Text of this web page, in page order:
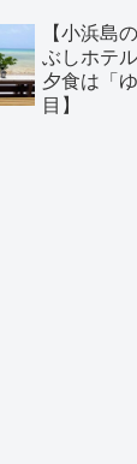
【小浜島
ぶしホテ
夕食は「
目】